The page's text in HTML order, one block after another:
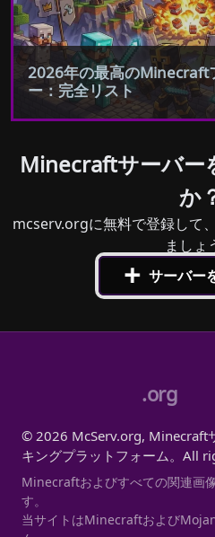
2026年の最高のMinecraft
ー：完全リスト
Minecraftサーバー
か
mcserv.orgに無料で登録して
ましょ
+サーバー
.org
© 2026 McServ.org, Minecraft
キングプラットフォーム。All
Minecraftおよびすべての関連画
す。
当サイトはMinecraftおよび